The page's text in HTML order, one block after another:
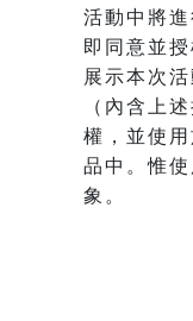
活動中將
即同意並
展示本次
（內含上
權，並使
品中。惟
象。